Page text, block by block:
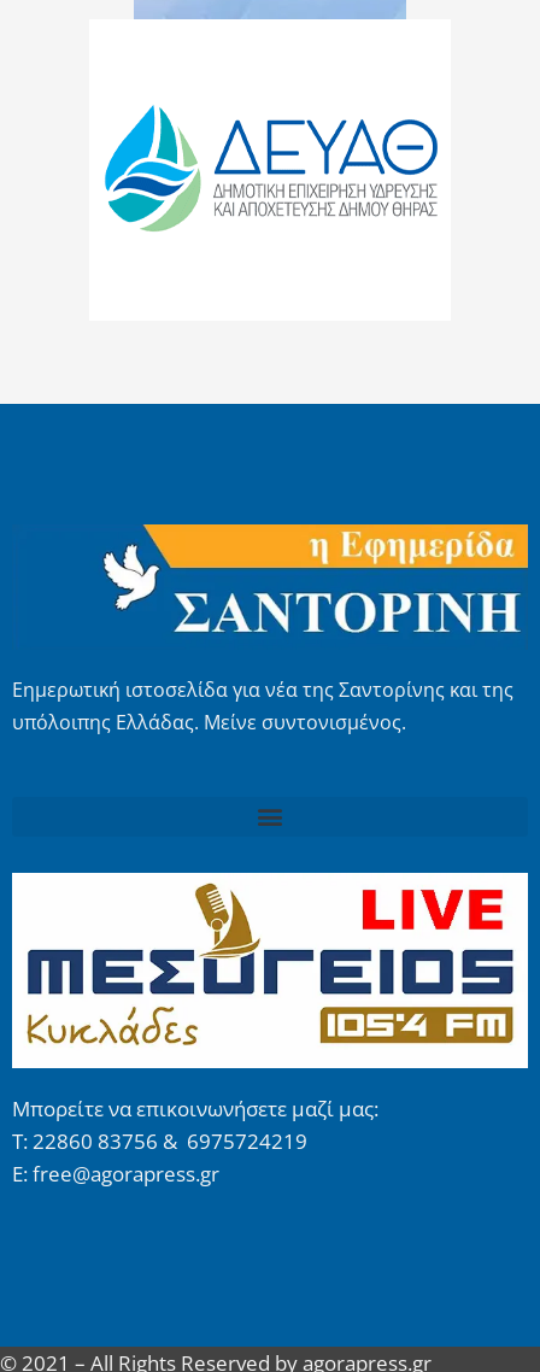
Εημερωτική ιστοσελίδα για νέα της Σαντορίνης και της
υπόλοιπης Ελλάδας. Μείνε συντονισμένος.
Μπορείτε να επικοινωνήσετε μαζί μας:
Τ: 22860 83756 & 6975724219
E: free@agorapress.gr
© 2021 – All Rights Reserved by agorapress.gr